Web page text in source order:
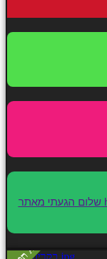
שלום הגעתי מאתר https://strip-johnny.com אפשר לקבל פרטים